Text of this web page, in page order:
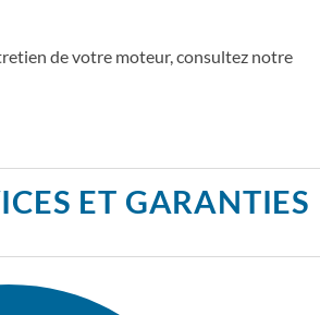
de votre moteur, consultez notre
ET GARANTIES